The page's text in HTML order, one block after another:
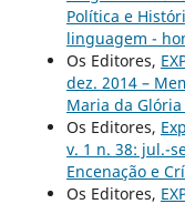
Política e
linguagem -
Os Editores,
dez. 2014 –
Maria da
Os Editores,
v. 1 n. 38: jul.-
Encenação e
Os Editores,